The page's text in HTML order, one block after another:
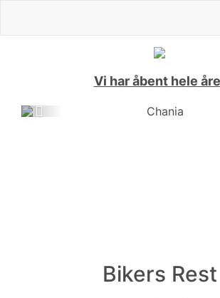
Vi har åbent hele
Previous
Bikers Rest